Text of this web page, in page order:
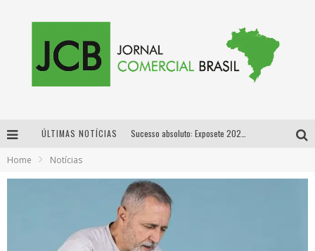
ÚLTIMAS NOTÍCIAS
Home Notícias